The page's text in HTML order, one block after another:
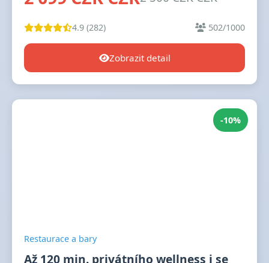
4.9 (282) 502/1000
Zobrazit detail
-10%
Restaurace a bary
Až 120 min. privátního wellness i se